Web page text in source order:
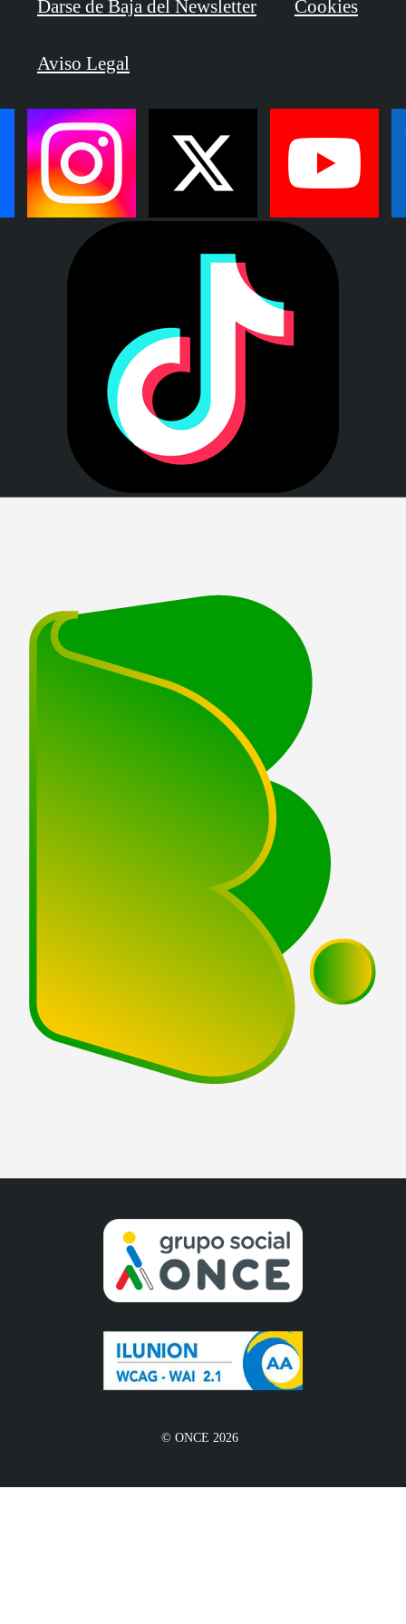
© ONCE 2026
Darse de Baja del Newsletter Cookies
Aviso Legal